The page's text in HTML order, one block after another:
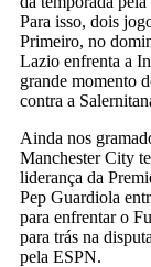
Para isso, dois
Primeiro, no
Lazio enfrenta a
grande momento
contra a
Ainda nos
Manchester City
liderança da
Pep Guardiola
para enfrentar o
para trás na
pela ESPN.